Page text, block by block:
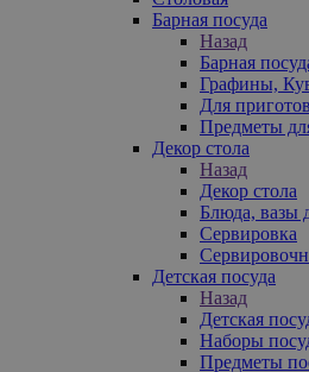
Барная посуда
Назад
Барная
Графины,
Для
Предметы
Декор стола
Назад
Декор стола
Блюда, вазы
Сервировка
Детская посуда
Назад
Детская
Наборы
Предметы